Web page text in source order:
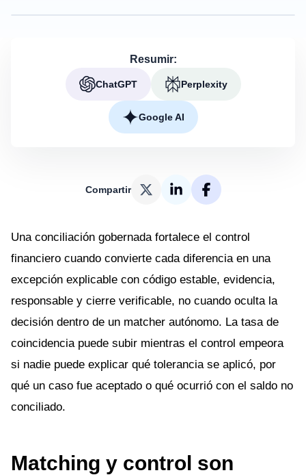
Resumir:
ChatGPT Perplexity
Google AI
Compartir
Una conciliación gobernada fortalece el control
financiero cuando convierte cada diferencia en una
excepción explicable con código estable, evidencia,
responsable y cierre verificable, no cuando oculta la
decisión dentro de un matcher autónomo. La tasa de
coincidencia puede subir mientras el control empeora
si nadie puede explicar qué tolerancia se aplicó, por
qué un caso fue aceptado o qué ocurrió con el saldo no
conciliado.
Matching y control son